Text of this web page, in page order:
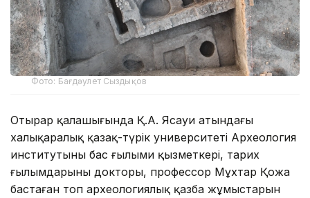
Фото: Бағдәулет Сыздықов
Отырар қалашығында Қ.А. Ясауи атындағы
халықаралық қазақ-түрік университеті Археология
институтының бас ғылыми қызметкері, тарих
ғылымдарының докторы, профессор Мұхтар Қожа
бастаған топ археологиялық қазба жұмыстарын